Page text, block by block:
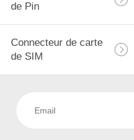
Fil pour
le
de Pin
Connecteur de carte
de SIM